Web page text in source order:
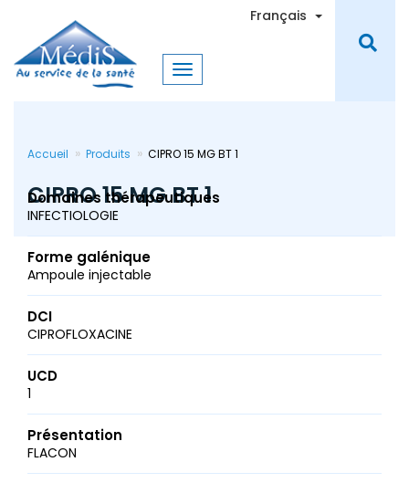
contenu
principal
Français Toggle
Accueil Produits CIPRO 15 MG BT 1
CIPRO 15 MG BT 1
Domaines thérapeutiques
INFECTIOLOGIE
Forme galénique
Ampoule injectable
DCI
CIPROFLOXACINE
UCD
1
Présentation
FLACON